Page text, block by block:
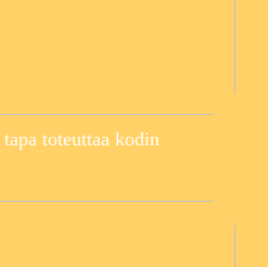
toteuttaa kodin